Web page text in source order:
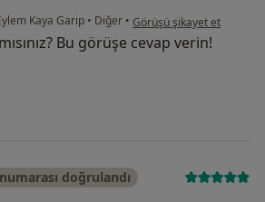
Kaya Garip • Diğer • kullanıcının görüşüne
Görüşü şikayet et
Bu görüşe cevap verin!
doğrulandı